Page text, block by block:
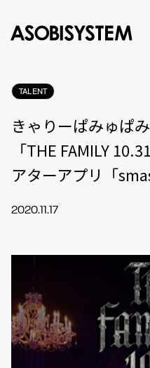
TALENT
きゃりーぱみゅぱ
「THE FAMILY
アターアプリ「
2020.11.17